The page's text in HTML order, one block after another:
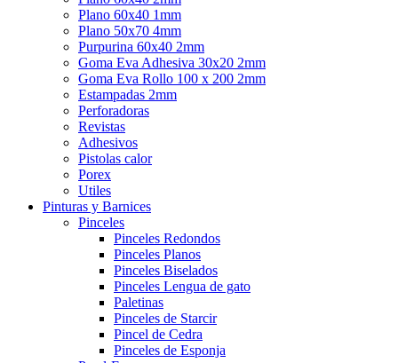
Plano 60x40 1mm
Plano 50x70 4mm
Purpurina 60x40 2mm
Goma Eva Adhesiva 30x20 2mm
Goma Eva Rollo 100 x 200 2mm
Estampadas 2mm
Perforadoras
Revistas
Adhesivos
Pistolas calor
Porex
Utiles
Pinturas y Barnices
Pinceles
Pinceles Redondos
Pinceles Planos
Pinceles Biselados
Pinceles Lengua de gato
Paletinas
Pinceles de Starcir
Pincel de Cedra
Pinceles de Esponja